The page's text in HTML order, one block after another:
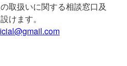
取扱いに関する相談窓口及
けます。